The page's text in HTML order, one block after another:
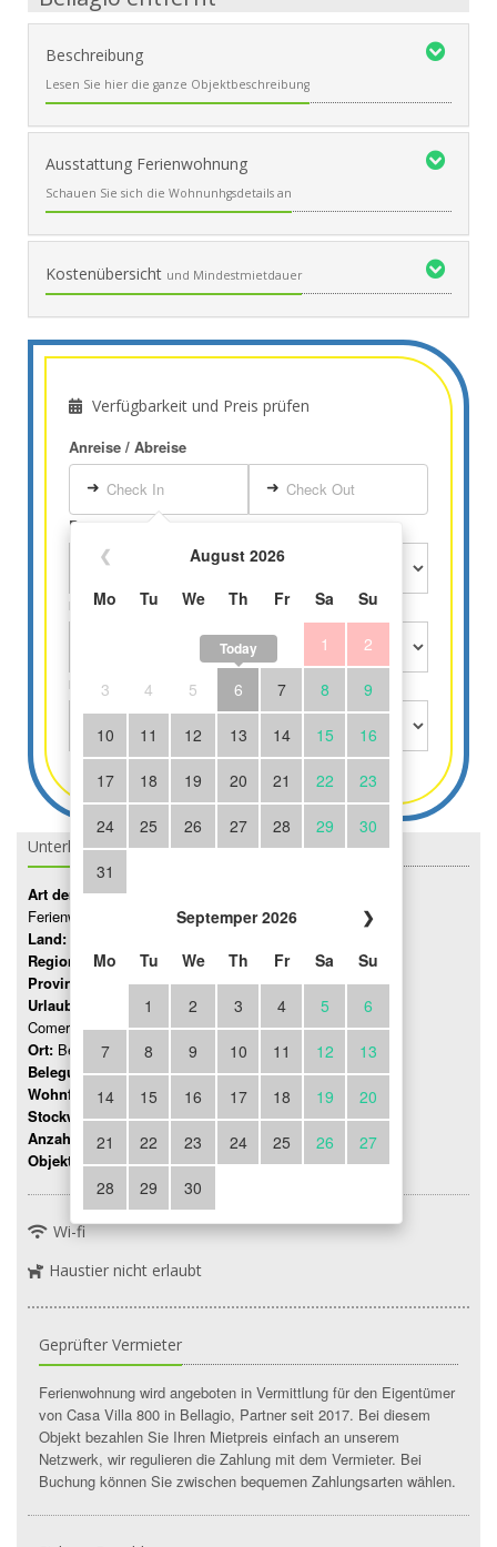
Beschreibung
Lesen Sie hier die ganze Objektbeschreibung
Ausstattung Ferienwohnung
Schauen Sie sich die Wohnunhgsdetails an
Kostenübersicht und Mindestmietdauer
Verfügbarkeit und Preis prüfen
Anreise / Abreise
➜ Check In
❮
August 2026
Mo
Tu We Th Fr Sa Su
1 2
3 4 5 6
Today
7 8 9
10 11 12 13 14 15 16
17 18 19 20 21 22 23
24 25 26 27 28 29 30
31
Septemper 2026
❯
Mo
Tu We Th Fr Sa Su
1 2 3 4 5 6
7 8 9 10 11 12 13
14 15 16 17 18 19 20
21 22 23 24 25 26 27
28 29 30
➜ Check Out
Personen
Kinder über 3 Jahre
Kinder bis 3 Jahre gratis
Unterkunft Details
Art der Unterkunft:
Ferienwohnung
Land:
Region:
Lombardei
Provinz:
Urlaubsregion:
Comer See
Ort: Bellagio
Belegung:Bis 6 Personen
Wohnfläche: 125 mq
Stockwerk:2
Anzahl Zimmer:
3
Objektnummer:9920
Wi-fi
Haustier nicht erlaubt
Geprüfter Vermieter
Ferienwohnung wird angeboten in Vermittlung für den Eigentümer
von Casa Villa 800 in Bellagio, Partner seit 2017. Bei diesem
Objekt bezahlen Sie Ihren Mietpreis einfach an unserem
Netzwerk, wir regulieren die Zahlung mit dem Vermieter. Bei
Buchung können Sie zwischen bequemen Zahlungsarten wählen.